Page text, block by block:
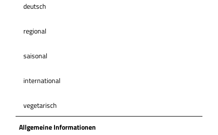
deutsch
regional
saisonal
international
vegetarisch
Allgemeine Informationen